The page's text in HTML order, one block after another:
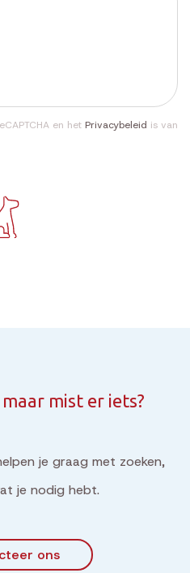
en het Privacybeleid is van
mist er iets?
je graag met zoeken,
je nodig hebt.
ons